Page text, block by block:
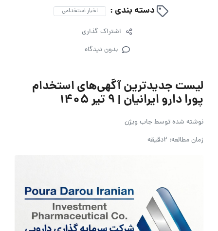
دسته بندی : اخبار استخدامی
اشتراک گذاری
بدون دیدگاه
لیست جدیدترین آگهی‌های استخدام
پورا دارو ایرانیان | ۹ تیر ۱۴۰۵
نوشته شده توسطجاب ویژن
زمان مطالعه: 2دقیقه